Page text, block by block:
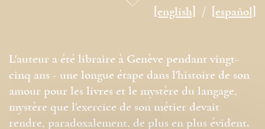
[english] [español]
L'auteur a été libraire à Genève pendant vingt-
cinq ans - une longue étape dans l'histoire de son
amour pour les livres et le mystère du langage,
mystère que l'exercice de son métier devait
rendre, paradoxalement, de plus en plus évident.